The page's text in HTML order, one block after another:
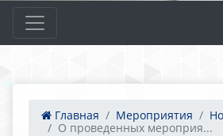
Главная Мероприятия
О проведенных мероприя...